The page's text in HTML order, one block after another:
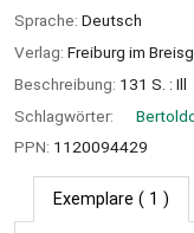
Sprache: Deutsch
Verlag: Freiburg im
Beschreibung: 131 S. : Ill
Schlagwörter:
PPN: 1120094429
Exemplare ( 1 )